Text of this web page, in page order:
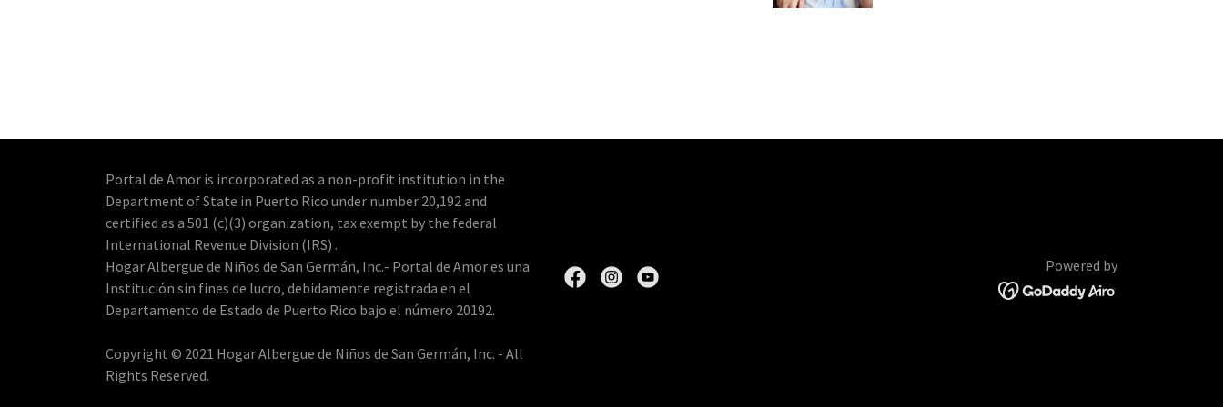
Portal de Amor is incorporated as a non-profit institution in the
Department of State in Puerto Rico under number 20,192 and
certified as a 501 (c)(3) organization, tax exempt by the federal
International Revenue Division (IRS) .
Hogar Albergue de Niños de San Germán, Inc.- Portal de Amor es una
Institución sin fines de lucro, debidamente registrada en el
Departamento de Estado de Puerto Rico bajo el número 20192.
Copyright © 2021 Hogar Albergue de Niños de San Germán, Inc. - All
Rights Reserved.
Powered by